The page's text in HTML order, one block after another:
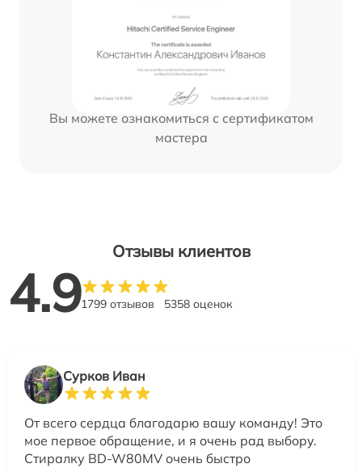
Вы можете ознакомиться с сертификатом
мастера
Отзывы клиентов
4.91799 отзывов 5358 оценок
Сурков Иван
От всего сердца благодарю вашу команду! Это
мое первое обращение, и я очень рад выбору.
Стиралку BD-W80MV очень быстро